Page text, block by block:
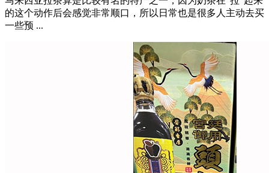
的这个动作后会感觉非常顺口，所以日常也是很多人主动去买
一些预 ...